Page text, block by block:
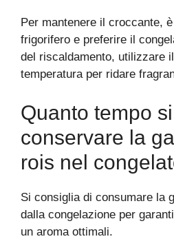
Per mantenere il croccante,
frigorifero e preferire il
del riscaldamento, utilizzare
temperatura per ridare
Quanto tempo
conservare la
rois nel
Si consiglia di consumare la
dalla congelazione per
un aroma ottimali.